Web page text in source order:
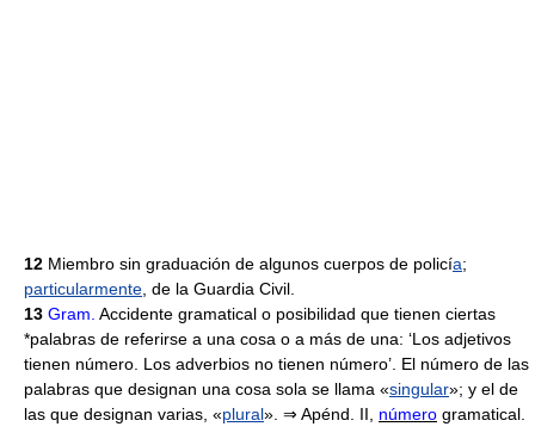
12 Miembro sin graduación de algunos cuerpos de policía;
particularmente , de la Guardia Civil.
13 Gram. Accidente gramatical o posibilidad que tienen ciertas
*palabras de referirse a una cosa o a más de una: ‘Los adjetivos
tienen número. Los adverbios no tienen número’. El número de las
palabras que designan una cosa sola se llama «singular»; y el de
las que designan varias, «plural». ⇒ Apénd. II, número gramatical.